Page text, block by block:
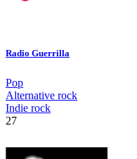
Radio Guerrilla
Pop
Alternative rock
Indie rock
27